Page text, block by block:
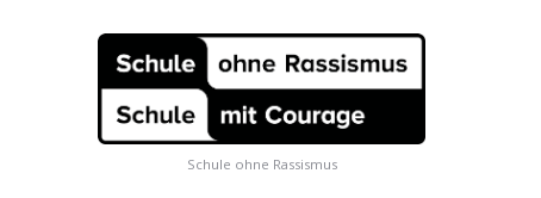
Schule ohne Rassismus